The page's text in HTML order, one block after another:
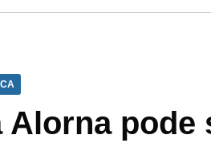
pode